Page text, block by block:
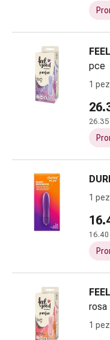
Igiene
Gocce
oftalmiche
oculare
Igiene
oculare
e
raffreddore
tosse
Influenza
pce
1
1
rosa
1